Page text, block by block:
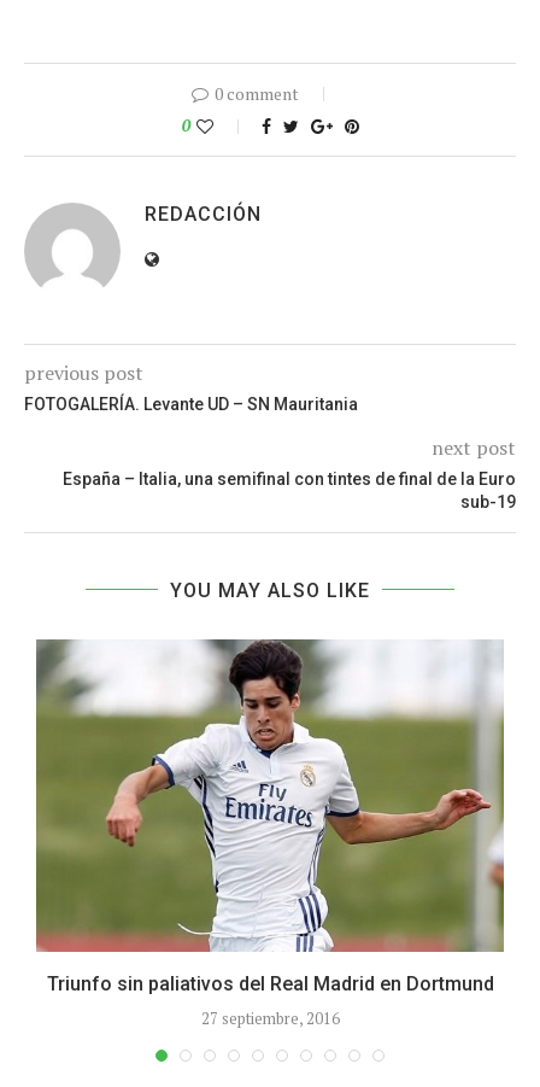
0 comment
0
REDACCIÓN
previous post
FOTOGALERÍA. Levante UD – SN Mauritania
next post
España – Italia, una semifinal con tintes de final de la Euro
sub-19
YOU MAY ALSO LIKE
Triunfo sin paliativos del Real Madrid en Dortmund
27 septiembre, 2016